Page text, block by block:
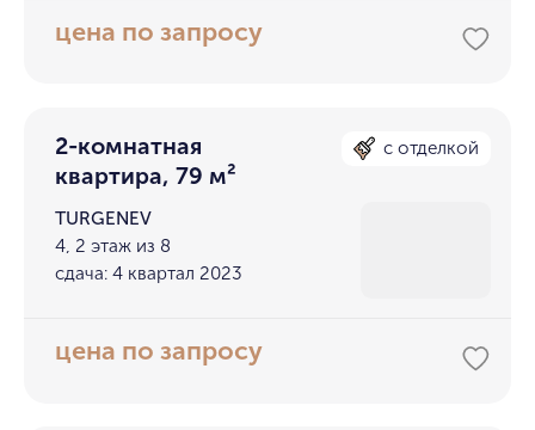
цена по запросу
2-комнатная
квартира, 79 м²
с отделкой
TURGENEV
4, 2 этаж из 8
сдача: 4 квартал 2023
цена по запросу